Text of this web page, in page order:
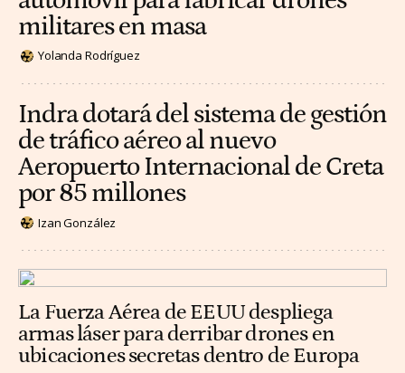
militares en masa
Yolanda Rodríguez
Indra dotará del sistema de gestión
de tráfico aéreo al nuevo
Aeropuerto Internacional de Creta
por 85 millones
Izan González
La Fuerza Aérea de EEUU despliega
armas láser para derribar drones en
ubicaciones secretas dentro de Europa